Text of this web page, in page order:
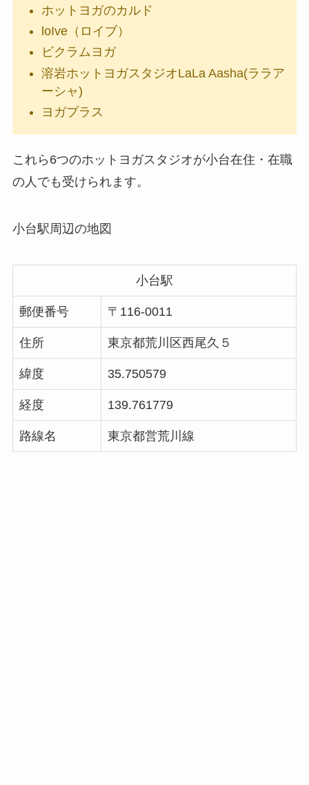
ホットヨガのカルド
loIve（ロイブ）
ビクラムヨガ
溶岩ホットヨガスタジオLaLa Aasha(ララア
ーシャ)
ヨガプラス
これら6つのホットヨガスタジオが小台在住・在職
の人でも受けられます。
小台駅周辺の地図
小台駅
郵便番号 〒116-0011
住所 東京都荒川区西尾久５
緯度 35.750579
経度 139.761779
路線名 東京都営荒川線